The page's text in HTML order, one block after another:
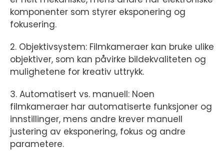
komponenter som styrer eksponering og
fokusering.
2. Objektivsystem: Filmkameraer kan bruke ulike
objektiver, som kan påvirke bildekvaliteten og
mulighetene for kreativ uttrykk.
3. Automatisert vs. manuell: Noen
filmkameraer har automatiserte funksjoner og
innstillinger, mens andre krever manuell
justering av eksponering, fokus og andre
parametere.